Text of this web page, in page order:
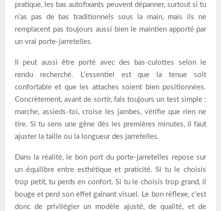
pratique, les bas autofixants peuvent dépanner, surtout si tu
n’as pas de bas traditionnels sous la main, mais ils ne
remplacent pas toujours aussi bien le maintien apporté par
un vrai porte-jarretelles.
Il peut aussi être porté avec des bas-culottes selon le
rendu recherché. L’essentiel est que la tenue soit
confortable et que les attaches soient bien positionnées.
Concrètement, avant de sortir, fais toujours un test simple :
marche, assieds-toi, croise les jambes, vérifie que rien ne
tire. Si tu sens une gêne dès les premières minutes, il faut
ajuster la taille ou la longueur des jarretelles.
Dans la réalité, le bon port du porte-jarretelles repose sur
un équilibre entre esthétique et praticité. Si tu le choisis
trop petit, tu perds en confort. Si tu le choisis trop grand, il
bouge et perd son effet gainant visuel. Le bon réflexe, c’est
donc de privilégier un modèle ajusté, de qualité, et de